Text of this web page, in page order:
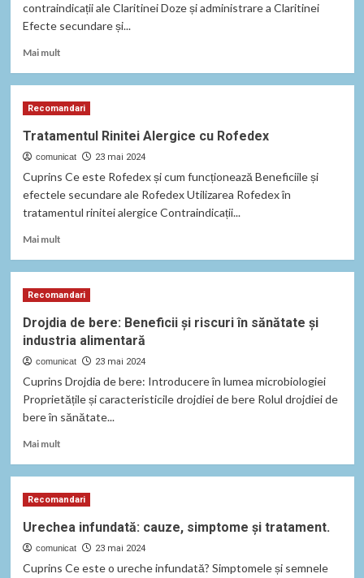
contraindicații ale Claritinei Doze și administrare a Claritinei
Efecte secundare și...
Mai multRead
alergiilor
Claritine
–
beneficii
Recomandari
Tratamentul Rinitei Alergice cu Rofedex
comunicat 23 mai 2024
Cuprins Ce este Rofedex și cum funcționează Beneficiile și
efectele secundare ale Rofedex Utilizarea Rofedex în
tratamentul rinitei alergice Contraindicații...
Mai multRead
Rinitei
cu
Rofedex
Recomandari
Drojdia de bere: Beneficii și riscuri în sănătate și
industria alimentară
comunicat 23 mai 2024
Cuprins Drojdia de bere: Introducere în lumea microbiologiei
Proprietățile și caracteristicile drojdiei de bere Rolul drojdiei de
bere în sănătate...
Mai multRead
de
Beneficii
și
riscuri
Recomandari
Urechea infundată: cauze, simptome și tratament.
comunicat 23 mai 2024
Cuprins Ce este o ureche infundată? Simptomele și semnele